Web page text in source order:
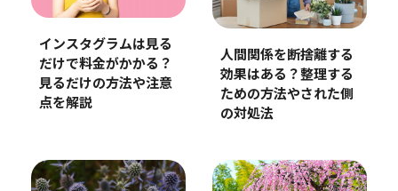
インスタグラムは見る
だけで料金がかかる？
見るだけの方法や注意
点を解説
人間関係を断捨離する
効果はある？整理する
ための方法やされた側
の対処法